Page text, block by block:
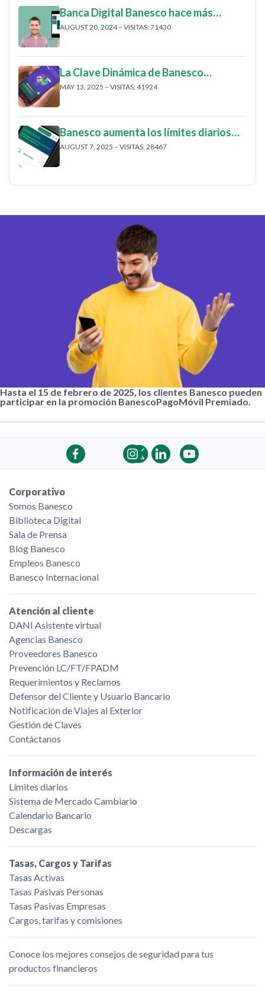
Banca Digital Banesco hace más…
AUGUST 20, 2024 – VISITAS: 71430
La Clave Dinámica de Banesco…
MAY 13, 2025 – VISITAS: 41924
Banesco aumenta los límites diarios…
AUGUST 7, 2025 – VISITAS: 28467
Hasta el 15 de febrero de 2025, los clientes Banesco pueden
participar en la promoción BanescoPagoMóvil Premiado.
Corporativo
Somos Banesco
Biblioteca Digital
Sala de Prensa
Blog Banesco
Empleos Banesco
Banesco Internacional
Atención al cliente
DANI Asistente virtual
Agencias Banesco
Proveedores Banesco
Prevención LC/FT/FPADM
Requerimientos y Reclamos
Defensor del Cliente y Usuario Bancario
Notificación de Viajes al Exterior
Gestión de Claves
Contáctanos
Información de interés
Límites diarios
Sistema de Mercado Cambiario
Calendario Bancario
Descargas
Tasas, Cargos y Tarifas
Tasas Activas
Tasas Pasivas Personas
Tasas Pasivas Empresas
Cargos, tarifas y comisiones
Conoce los mejores consejos de seguridad para tus
productos financieros